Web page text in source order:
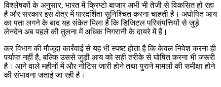
विश्लेषकों के अनुसार, भारत में क्रिप्टो बाजार अभी भी तेजी से विकसित हो रहा
है और सरकार इस क्षेत्र में पारदर्शिता सुनिश्चित करना चाहती है। अघोषित आय
का पता लगने के बाद यह संकेत मिला है कि डिजिटल परिसंपत्तियों से जुड़े
लेनदेन अब पहले की तुलना में अधिक निगरानी के दायरे में हैं।
कर विभाग की मौजूदा कार्रवाई से यह भी स्पष्ट होता है कि केवल निवेश करना ही
पर्याप्त नहीं है, बल्कि उससे जुड़ी आय को सही तरीके से घोषित करना भी जरूरी
है। आने वाले महीनों में और नोटिस जारी होने तथा पुराने मामलों की समीक्षा होने
की संभावना जताई जा रही है।